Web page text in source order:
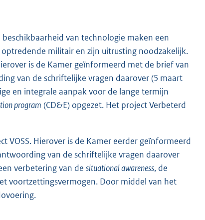
van technologie maken een
militair en zijn uitrusting noodzakelijk.
is de Kamer geïnformeerd met de brief van
van de schriftelijke vragen daarover (5 maart
en integrale aanpak voor de lange termijn
program (CD&E) opgezet. Het project Verbeterd
VOSS. Hierover is de Kamer eerder geïnformeerd
van de schriftelijke vragen daarover
verbetering van de situational awareness, de
voortzettingsvermogen. Door middel van het